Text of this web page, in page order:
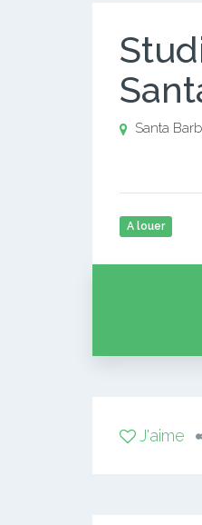
Santa
A louer
J'aime